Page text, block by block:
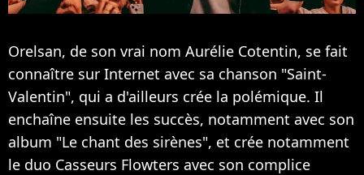
Orelsan, de son vrai nom Aurélie Cotentin, se fait
connaître sur Internet avec sa chanson "Saint-
Valentin", qui a d'ailleurs crée la polémique. Il
enchaîne ensuite les succès, notamment avec son
album "Le chant des sirènes", et crée notamment
le duo Casseurs Flowters avec son complice